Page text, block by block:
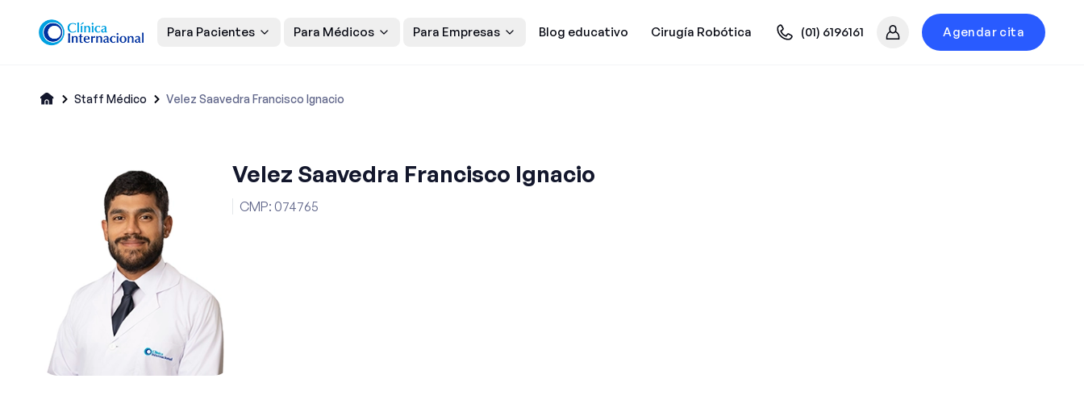
Para Pacientes Para Médicos Para Empresas Blog educativo Cirugía Robótica (01) 6196161
Mi cuenta
Agendar cita
Staff Médico Velez Saavedra Francisco Ignacio
Velez Saavedra Francisco Ignacio
CMP: 074765